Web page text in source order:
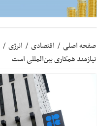
صفحه اصلی / اقتصادی / انرژی /
نیازمند همکاری بین‌المللی است